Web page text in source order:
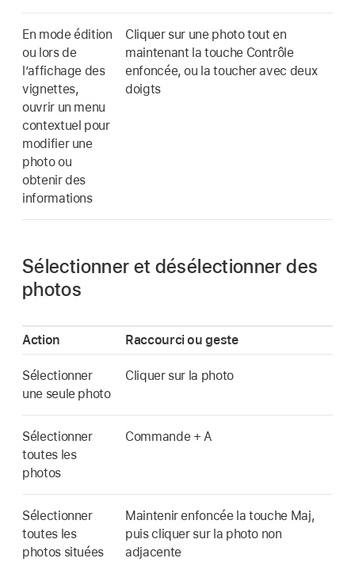
En mode édition
ou lors de
l’affichage des
vignettes,
ouvrir un menu
contextuel pour
modifier une
photo ou
obtenir des
informations
Cliquer sur une photo tout en
maintenant la touche Contrôle
enfoncée, ou la toucher avec deux
doigts
Sélectionner et désélectionner des
photos
Action Raccourci ou geste
Sélectionner
une seule photo
Cliquer sur la photo
Sélectionner
toutes les
photos
Commande + A
Sélectionner
toutes les
photos situées
Maintenir enfoncée la touche Maj,
puis cliquer sur la photo non
adjacente